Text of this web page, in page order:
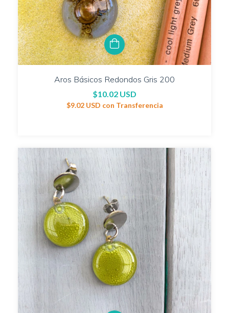
Aros Básicos Redondos Gris 200
$10.02 USD
$9.02 USD con Transferencia